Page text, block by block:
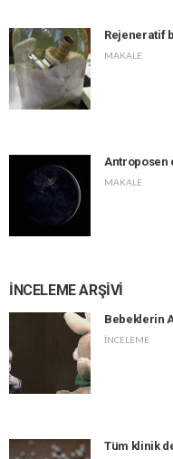
Rejeneratif
MAKALE
Antroposen
MAKALE
İNCELEME ARŞİVİ
Bebeklerin
İNCELEME
Tüm klinik